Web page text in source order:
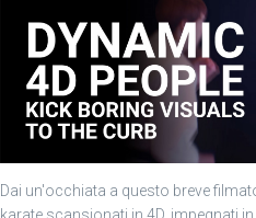
Dai un'occhiata a questo breve
karate scansionati in 4D, impegnati